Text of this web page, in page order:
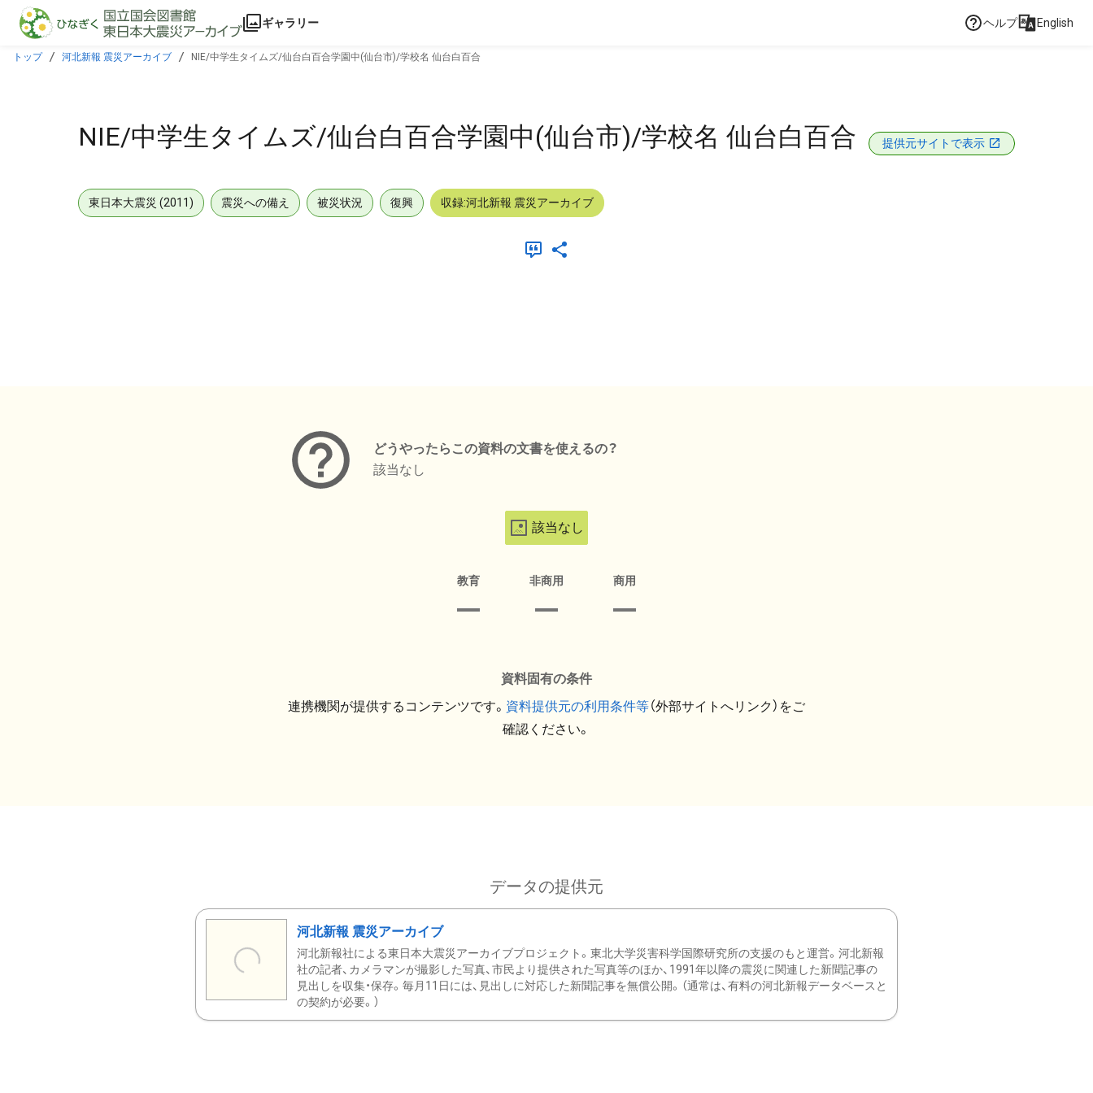
本文に飛ぶ
ギャラリー ヘルプ English
トップ 河北新報 震災アーカイブ NIE/中学生タイムズ/仙台白百合学園中(仙台市)/学校名 仙台白百合
NIE/中学生タイムズ/仙台白百合学園中(仙台市)/学校名 仙台白百合 提供元サイトで表示
東日本大震災 (2011) 震災への備え 被災状況 復興 収録:河北新報 震災アーカイブ
どうやったらこの資料の文書を使えるの？
該当なし
該当なし
教育 非商用 商用
資料固有の条件
連携機関が提供するコンテンツです。 資料提供元の利用条件等（外部サイトへリンク）をご
確認ください。
データの提供元
河北新報 震災アーカイブ
河北新報社による東日本大震災アーカイブプロジェクト。東北大学災害科学国際研究所の支援のもと運営。河北新報
社の記者、カメラマンが撮影した写真、市民より提供された写真等のほか、1991年以降の震災に関連した新聞記事の
見出しを収集・保存。毎月11日には、見出しに対応した新聞記事を無償公開。（通常は、有料の河北新報データベースと
の契約が必要。）